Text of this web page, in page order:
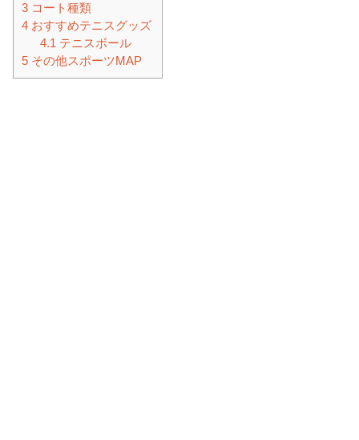
3 コート種類
4 おすすめテニスグッズ
4.1 テニスボール
5 その他スポーツMAP